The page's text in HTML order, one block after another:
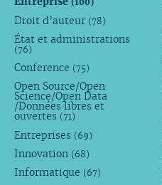
Droit d’auteur (78)
État et administrations
(76)
Conference (75)
Open Source/Open
Science/Open Data
/Données libres et
ouvertes (71)
Entreprises (69)
Innovation (68)
Informatique (67)